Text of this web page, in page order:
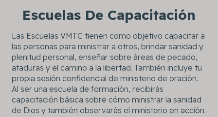
Escuelas De Capacitación
Las Escuelas VMTC tienen como objetivo capacitar a
las personas para ministrar a otros, brindar sanidad y
plenitud personal, enseñar sobre áreas de pecado,
ataduras y el camino a la libertad. También incluye tu
propia sesión confidencial de ministerio de oración.
Al ser una escuela de formación, recibirás
capacitación básica sobre cómo ministrar la sanidad
de Dios y también observarás el ministerio en acción.